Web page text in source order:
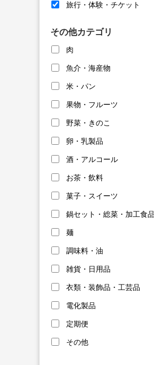
旅行・体験・チケット
その他カテゴリ
肉
魚介・海産物
米・パン
果物・フルーツ
野菜・きのこ
卵・乳製品
酒・アルコール
お茶・飲料
菓子・スイーツ
鍋セット・総菜・加工食品
麺
調味料・油
雑貨・日用品
衣類・装飾品・工芸品
電化製品
定期便
その他